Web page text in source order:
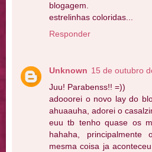
blogagem.
estrelinhas coloridas...
Responder
Unknown 15 de outubro
Juu! Parabenss!! =))
adooorei o novo lay do
ahuaauha, adorei o
euu tb tenho quase os
hahaha,
mesma coisa ja